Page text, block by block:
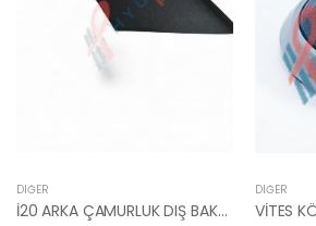
DIĞER
İ20 ARKA ÇAMURLUK DIŞ BAKALİTİ SOL 2015- ( PARLAK SİYAH ) 87360-C8000-YS
DIĞER